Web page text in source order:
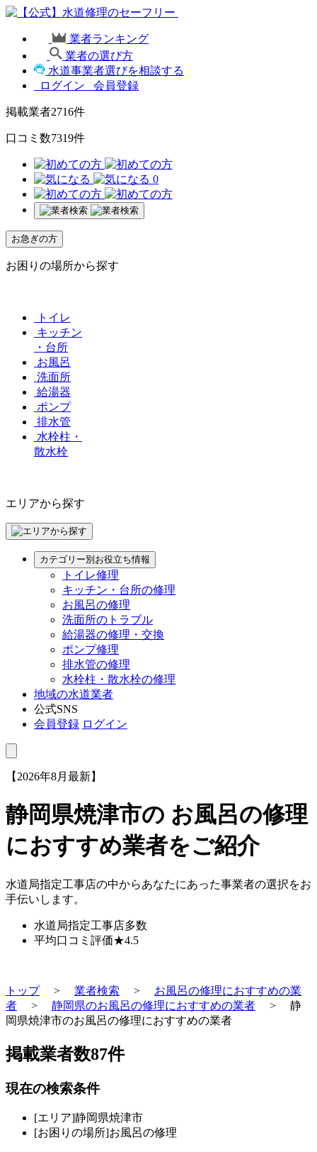
業者ランキング
業者の選び方
水道事業者選びを相談する
ログイン
会員登録
掲載業者2716件
口コミ数7319件
0
お急ぎの方
お困りの場所から探す
トイレ
キッチン
・台所
お風呂
洗面所
給湯器
ポンプ
排水管
水栓柱・
散水栓
エリアから探す
カテゴリー別お役立ち情報
トイレ修理
キッチン・台所の修理
お風呂の修理
洗面所のトラブル
給湯器の修理・交換
ポンプ修理
排水管の修理
水栓柱・散水栓の修理
地域の水道業者
公式SNS
会員登録 ログイン
【2026年8月最新】
静岡県焼津市の お風呂の修理
におすすめ業者をご紹介
水道局指定工事店の中からあなたにあった事業者の選択をお
手伝いします。
水道局指定工事店多数
平均口コミ評価★4.5
トップ> 業者検索 > お風呂の修理におすすめの業
者 > 静岡県のお風呂の修理におすすめの業者 > 静
岡県焼津市のお風呂の修理におすすめの業者
掲載業者数87件
現在の検索条件
[エリア]静岡県焼津市
[お困りの場所]お風呂の修理